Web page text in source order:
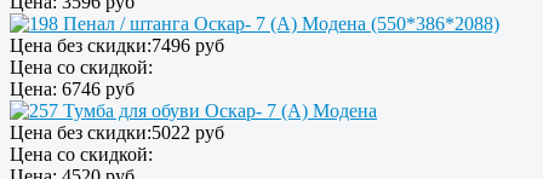
Пенал / штанга Оскар- 7 (А) Модена (550*386*2088)
Цена без скидки:7496 руб
Цена со скидкой:
Цена: 6746 руб
Тумба для обуви Оскар- 7 (А) Модена
Цена без скидки:5022 руб
Цена со скидкой: